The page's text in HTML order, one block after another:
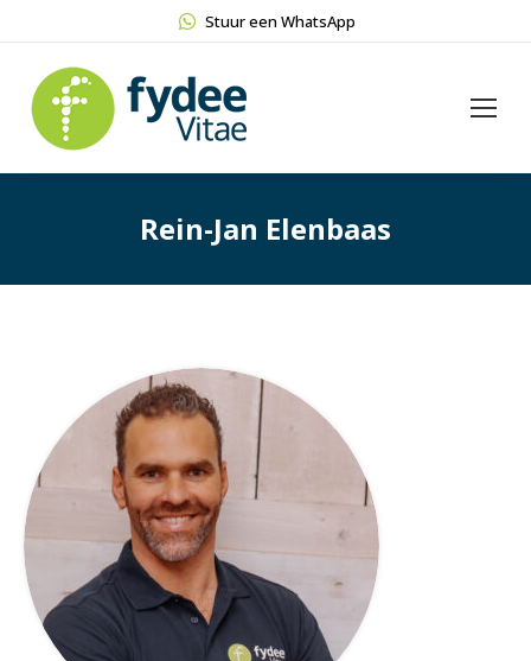
Stuur een WhatsApp
Rein-Jan Elenbaas